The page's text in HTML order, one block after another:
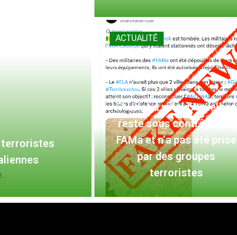
terroristes
ACTUALITÉ
FAUX : La ville d’Aguelhoc
reste sous contrôle des
FAMa et n’a pas été prise
par des groupes
terroristes